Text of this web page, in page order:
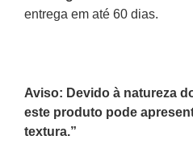
entrega em até 60 dias.
Aviso: Devido à natureza
este produto pode
textura.”